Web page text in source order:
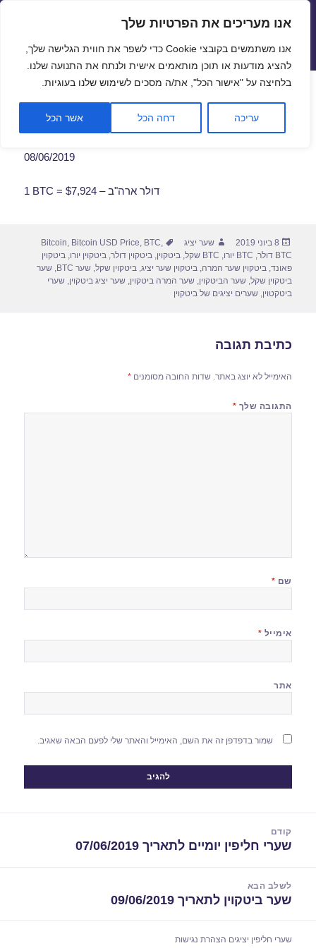
פתח
אנו מעריכים את הפרטיות שלך
אנו משתמשים בקובצי Cookie כדי לשפר את חווית הגלישה שלך,
להציג מודעות או תוכן מותאמים אישית ולנתח את התנועה שלנו.
בלחיצה על "אישור הכל", את/ה מסכים לשימוש שלנו בעוגיות.
עריכה דחה הכל אשר הכל
שערי חליפין יציגים – שער יציג
תפריטים
ווידג'טים
שער ביטקוין לתאריך 08/06/2019
08/06/2019
1 BTC = $7,924 – דולר ארה"ב
פורסם
בתאריך
8 ביוני 2019 מחבר
שער יציג תגיות Bitcoin, Bitcoin USD Price, BTC,
BTC דולר
, BTC יורו , BTC שקל ,ביטקוין,ביטקוין דולר,ביטקוין יורו,ביטקוין
פאונד,ביטקוין שער המרה,ביטקוין שער יציג,ביטקוין שקל,שער BTC ,שער
ביטקוין שקל,שער הביטקוין,שער המרה ביטקוין,שער יציג ביטקוין,שערי
ביטקטוין,שערים יציגים של ביטקוין
כתיבת תגובה
האימייל לא יוצג באתר. שדות החובה מסומנים*
התגובה שלך *
שם *
אימייל *
אתר
שמור בדפדפן זה את השם, האימייל והאתר שלי לפעם הבאה שאגיב.
קודם
הפוסט
שערי חליפין יומיים לתאריך 07/06/2019
לשלב הבא
הפוסט
שער ביטקוין לתאריך 09/06/2019
שערי חליפין יציגים הצהרת נגישות